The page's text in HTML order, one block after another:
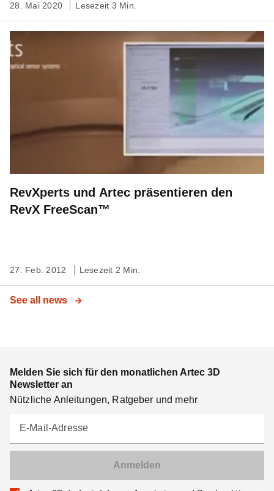
28. Mai 2020 Lesezeit 3 Min.
RevXperts und Artec präsentieren den
RevX FreeScan™
27. Feb. 2012 Lesezeit 2 Min.
See all news
Melden Sie sich für den monatlichen Artec 3D
Newsletter an
Nützliche Anleitungen, Ratgeber und mehr
E-Mail-Adresse